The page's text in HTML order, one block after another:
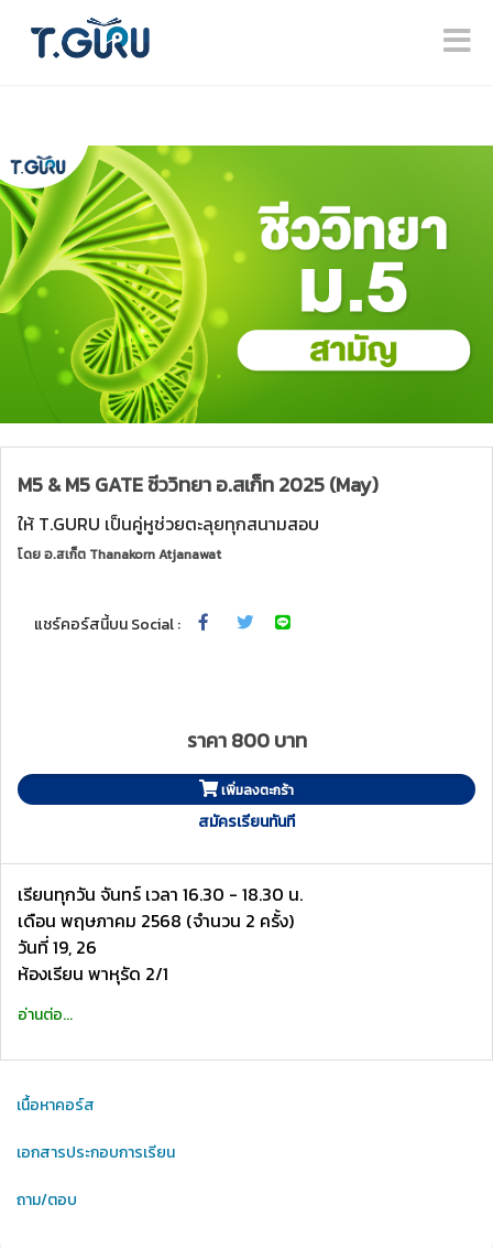
M5 & M5 GATE ชีววิทยา อ.สเก็ท 2025 (May)
ให้ T.GURU เป็นคู่หูช่วยตะลุยทุกสนามสอบ
โดยอ.สเก็ต Thanakorn Atjanawat
แชร์คอร์สนี้บน Social :
ราคา 800 บาท
เพิ่มลงตะกร้า
สมัครเรียนทันที
เรียนทุกวัน จันทร์ เวลา 16.30 - 18.30 น.
เดือน พฤษภาคม 2568 (จำนวน 2 ครั้ง)
วันที่ 19, 26
ห้องเรียน พาหุรัด 2/1
อ่านต่อ...
เนื้อหาคอร์ส
เอกสารประกอบการเรียน
ถาม/ตอบ